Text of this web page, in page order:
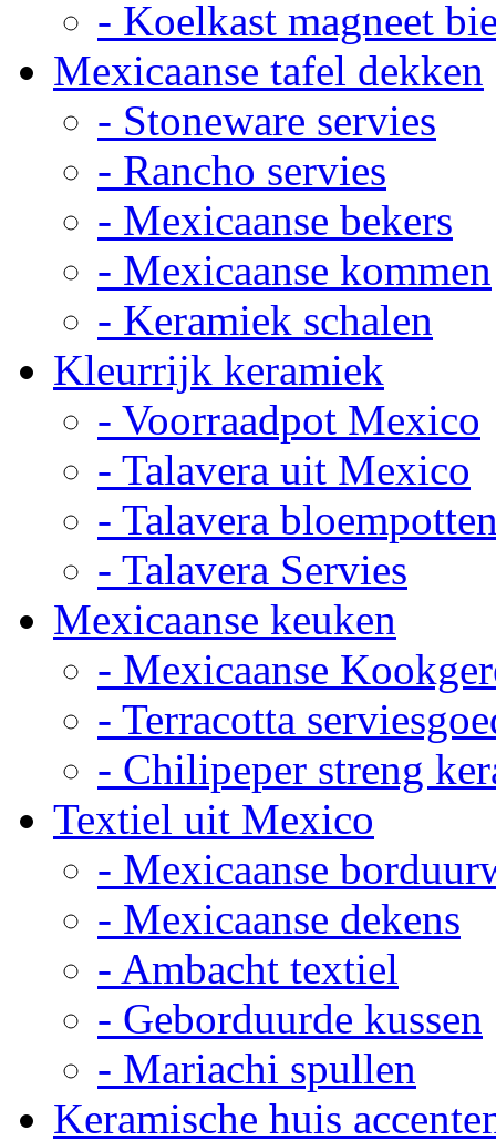
- Koelkast magneet
Mexicaanse tafel dekken
- Stoneware servies
- Rancho servies
- Mexicaanse bekers
- Mexicaanse kommen
- Keramiek schalen
Kleurrijk keramiek
- Voorraadpot Mexico
- Talavera uit Mexico
- Talavera
- Talavera Servies
Mexicaanse keuken
- Mexicaanse
- Terracotta
- Chilipeper streng
Textiel uit Mexico
- Mexicaanse
- Mexicaanse dekens
- Ambacht textiel
- Geborduurde kussen
- Mariachi spullen
Keramische huis